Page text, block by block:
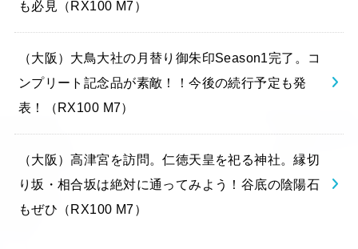
も必見（RX100 M7）
（大阪）大鳥大社の月替り御朱印Season1完了。コ
ンプリート記念品が素敵！！今後の続行予定も発
表！（RX100 M7）
（大阪）高津宮を訪問。仁徳天皇を祀る神社。縁切
り坂・相合坂は絶対に通ってみよう！谷底の陰陽石
もぜひ（RX100 M7）